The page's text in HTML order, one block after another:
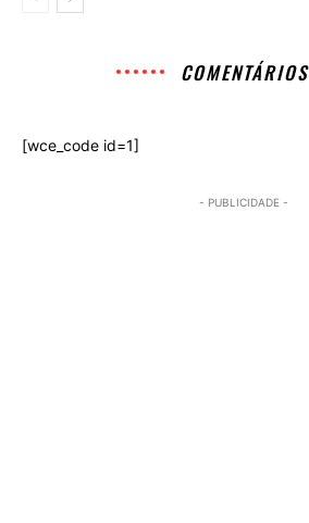
COMENTÁRIOS
[wce_code id=1]
- PUBLICIDADE -